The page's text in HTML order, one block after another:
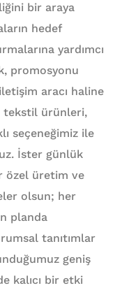
bir araya
hedef
yardımcı
promosyonu
aracı haline
tekstil ürünleri,
seçeneğimiz ile
İster günlük
özel üretim ve
olsun; her
planda
tanıtımlar
geniş
kalıcı bir etki